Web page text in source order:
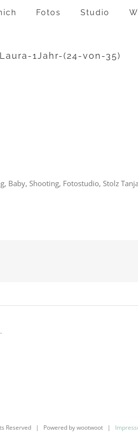
Fotos Studio
1Jahr-(24-von-35)
Shooting, Fotostudio, Stolz
Reserved | Powered by wootwoot |